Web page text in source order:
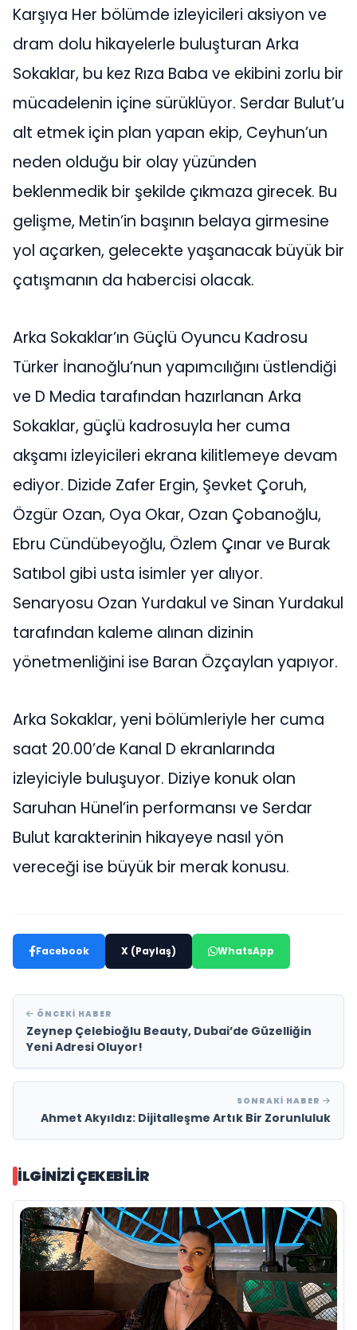
Karşıya Her bölümde izleyicileri aksiyon ve
dram dolu hikayelerle buluşturan Arka
Sokaklar, bu kez Rıza Baba ve ekibini zorlu bir
mücadelenin içine sürüklüyor. Serdar Bulut’u
alt etmek için plan yapan ekip, Ceyhun’un
neden olduğu bir olay yüzünden
beklenmedik bir şekilde çıkmaza girecek. Bu
gelişme, Metin’in başının belaya girmesine
yol açarken, gelecekte yaşanacak büyük bir
çatışmanın da habercisi olacak.
Arka Sokaklar’ın Güçlü Oyuncu Kadrosu
Türker İnanoğlu’nun yapımcılığını üstlendiği
ve D Media tarafından hazırlanan Arka
Sokaklar, güçlü kadrosuyla her cuma
akşamı izleyicileri ekrana kilitlemeye devam
ediyor. Dizide Zafer Ergin, Şevket Çoruh,
Özgür Ozan, Oya Okar, Ozan Çobanoğlu,
Ebru Cündübeyoğlu, Özlem Çınar ve Burak
Satıbol gibi usta isimler yer alıyor.
Senaryosu Ozan Yurdakul ve Sinan Yurdakul
tarafından kaleme alınan dizinin
yönetmenliğini ise Baran Özçaylan yapıyor.
Arka Sokaklar, yeni bölümleriyle her cuma
saat 20.00’de Kanal D ekranlarında
izleyiciyle buluşuyor. Diziye konuk olan
Saruhan Hünel’in performansı ve Serdar
Bulut karakterinin hikayeye nasıl yön
vereceği ise büyük bir merak konusu.
Facebook X (Paylaş) WhatsApp
ÖNCEKI HABER
Zeynep Çelebioğlu Beauty, Dubai’de Güzelliğin
Yeni Adresi Oluyor!
SONRAKI HABER
Ahmet Akyıldız: Dijitalleşme Artık Bir Zorunluluk
İLGINIZI ÇEKEBILIR